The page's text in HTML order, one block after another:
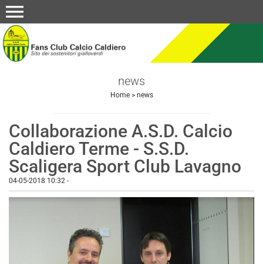
menu
news
Home> news
Collaborazione A.S.D. Calcio
Caldiero Terme - S.S.D.
Scaligera Sport Club Lavagno
04-05-2018 10:32 -